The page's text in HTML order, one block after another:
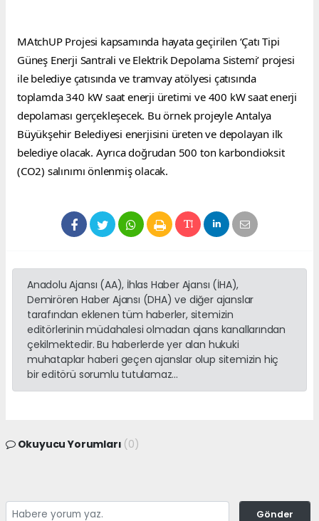
MAtchUP Projesi kapsamında hayata geçirilen ‘Çatı Tipi
Güneş Enerji Santrali ve Elektrik Depolama Sistemi’ projesi
ile belediye çatısında ve tramvay atölyesi çatısında
toplamda 340 kW saat enerji üretimi ve 400 kW saat enerji
depolaması gerçekleşecek. Bu örnek projeyle Antalya
Büyükşehir Belediyesi enerjisini üreten ve depolayan ilk
belediye olacak. Ayrıca doğrudan 500 ton karbondioksit
(CO2) salınımı önlenmiş olacak.
Anadolu Ajansı (AA), İhlas Haber Ajansı (İHA),
Demirören Haber Ajansı (DHA) ve diğer ajanslar
tarafından eklenen tüm haberler, sitemizin
editörlerinin müdahalesi olmadan ajans kanallarından
çekilmektedir. Bu haberlerde yer alan hukuki
muhataplar haberi geçen ajanslar olup sitemizin hiç
bir editörü sorumlu tutulamaz...
Okuyucu Yorumları (0)
Gönder